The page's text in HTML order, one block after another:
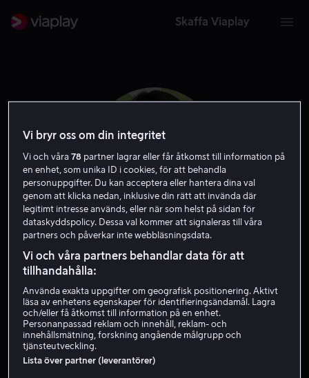
Skaffa Viaplay
Kristen Cui
Vi bryr oss om din integritet
Vi och våra78 partner lagrar eller får åtkomst till information på
en enhet, som unika ID i cookies, för att behandla
personuppgifter. Du kan acceptera eller hantera dina val
genom att klicka nedan, inklusive din rätt att invända där
legitimt intresse används, eller när som helst på sidan för
dataskyddspolicy. Dessa val kommer att signaleras till våra
partners och påverkar inte webbläsningsdata.
Vi och våra partners behandlar data för att
tillhandahålla:
Använda exakta uppgifter om geografisk positionering. Aktivt
läsa av enhetens egenskaper för identifieringsändamål. Lagra
och/eller få åtkomst till information på en enhet.
Personanpassad reklam och innehåll, reklam- och
innehållsmätning, forskning angående målgrupp och
tjänsteutveckling.
Lista över partner (leverantörer)